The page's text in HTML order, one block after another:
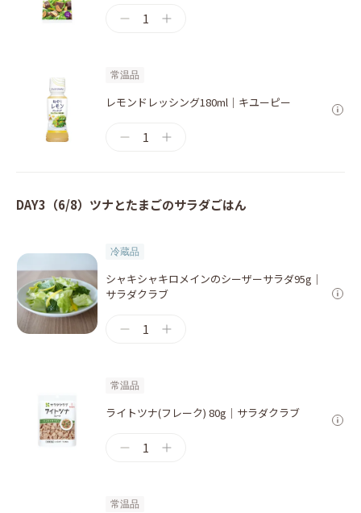
1
常温品
レモンドレッシング180ml｜キユーピー
1
DAY3（6/8）ツナとたまごのサラダごはん
冷蔵品
シャキシャキロメインのシーザーサラダ95g｜
サラダクラブ
1
常温品
ライトツナ(フレーク) 80g｜サラダクラブ
1
常温品